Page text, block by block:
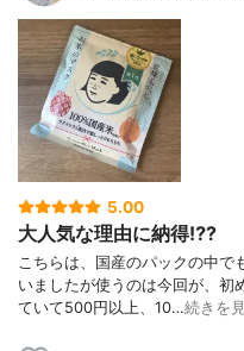
5.00
大人気な理由に納得⁉️?
こちらは、国産のパックの中で
いましたが使うのは今回が、初
ていて500円以上、10…続きを